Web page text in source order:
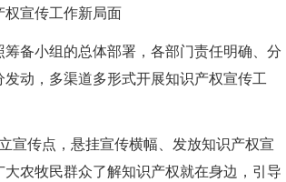
权宣传工作新局面
备小组的总体部署，各部门责任明确、分
动，多渠道多形式开展知识产权宣传工
宣传点，悬挂宣传横幅、发放知识产权宣
农牧民群众了解知识产权就在身边，引导